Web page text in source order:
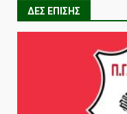
ΔΕΣ ΕΠΙΣΗΣ